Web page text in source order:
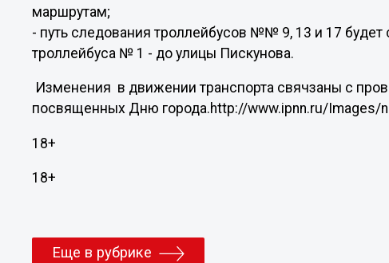
маршрутам;
- путь следования троллейбусов №№ 9, 13 и 17
троллейбуса № 1 - до улицы Пискунова.
Изменения в движении транспорта свячзаны с
посвященных Дню города.http://www.ipnn.ru/Images/
18+
18+
Еще в рубрике